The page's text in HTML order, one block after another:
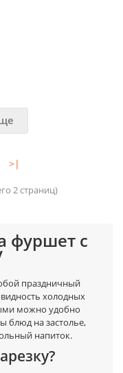
>|
2 страниц)
фуршет с
праздничный
холодных
можно удобно
блюд на застолье,
напиток.